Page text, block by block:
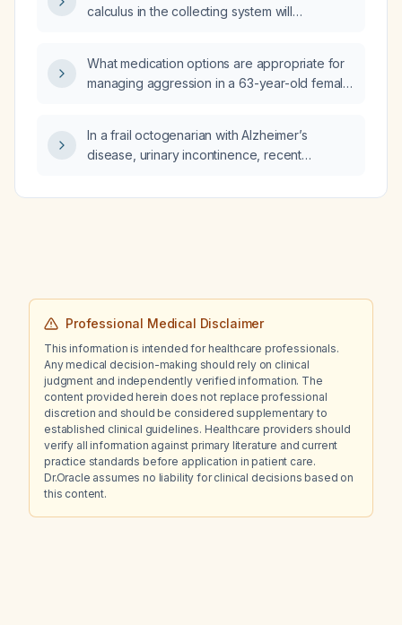
calculus in the collecting system will
What medication options are appropriate for
managing aggression in a 63-year-old female
attention‑deficit/hyperactivity disorder?
In a frail octogenarian with Alzheimer’s
disease, urinary incontinence, recent
or afebrile for several days, what is the
Professional Medical Disclaimer
This information is intended for healthcare professionals.
Any medical decision-making should rely on clinical
judgment and independently verified information. The
content provided herein does not replace professional
discretion and should be considered supplementary to
established clinical guidelines. Healthcare providers should
verify all information against primary literature and current
practice standards before application in patient care.
Dr.Oracle assumes no liability for clinical decisions based on
this content.